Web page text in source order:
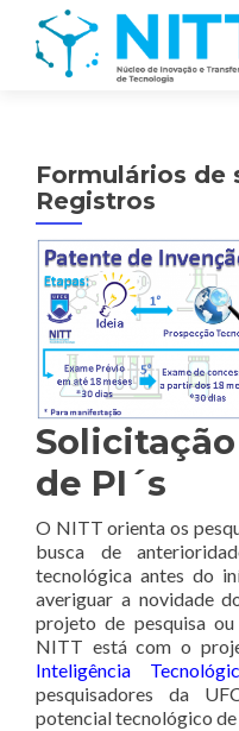
Formulários de
Registros
de PI´s
O NITT orienta os
busca de
tecnológica antes do
averiguar a novidade
projeto de pesquisa
NITT está com o
Inteligência
pesquisadores da
potencial tecnológico de